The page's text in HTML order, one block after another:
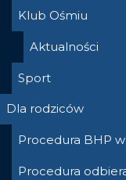
Klub Ośmiu
Aktualności
Sport
Dla rodziców
Procedura BHP
Procedura